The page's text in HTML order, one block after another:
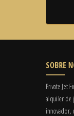
SOBRE
Private Jet
alquiler de
innovador,